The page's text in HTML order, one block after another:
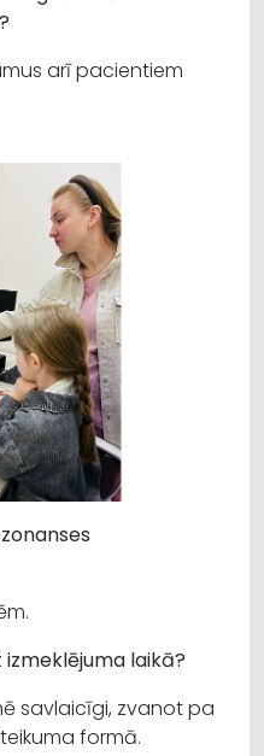
arī pacientiem
laikā?
savlaicīgi, zvanot pa
formā.